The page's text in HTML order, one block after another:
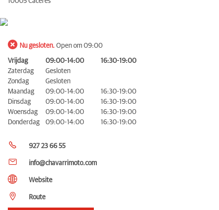
Nu gesloten. Open om 09:00
Vrijdag 09:00-14:00
16:30-19:00
Zaterdag
Gesloten
Zondag
Gesloten
Maandag
09:00-14:00
16:30-19:00
Dinsdag
09:00-14:00
16:30-19:00
Woensdag
09:00-14:00
16:30-19:00
Donderdag
09:00-14:00 16:30-19:00
927 23 66 55
info@chavarrimoto.com
Website
Route